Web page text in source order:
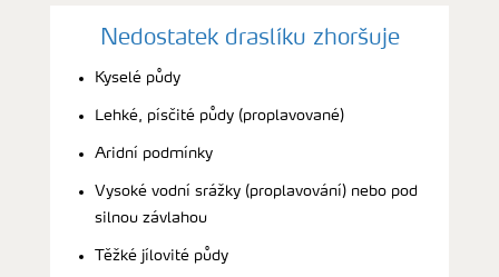
Nedostatek draslíku zhoršuje
Kyselé půdy
Lehké, písčité půdy (proplavované)
Aridní podmínky
Vysoké vodní srážky (proplavování) nebo pod
silnou závlahou
Těžké jílovité půdy